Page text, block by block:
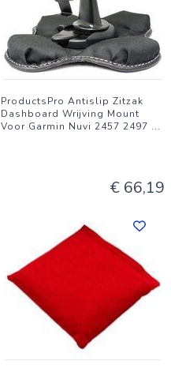
ProductsPro Antislip Zitzak
Dashboard Wrijving Mount
Voor Garmin Nuvi 2457 2497 ...
€ 66,19